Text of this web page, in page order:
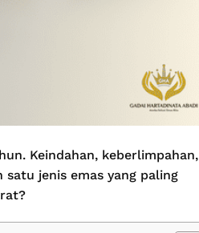
Keindahan, keberlimpahan,
jenis emas yang paling